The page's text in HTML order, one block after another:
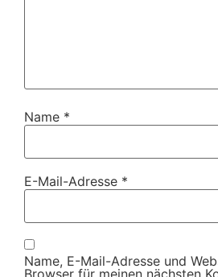
Name *
E-Mail-Adresse *
Name, E-Mail-Adresse und
Browser für meinen nächsten